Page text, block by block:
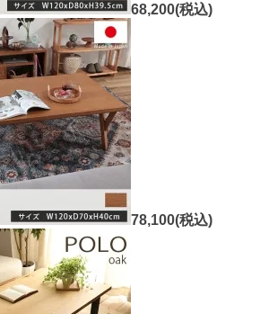
68,200(税込)
78,100(税込)